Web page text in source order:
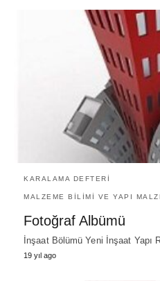
KARALAMA DEFTERİ
MALZEME BILIMI VE YAPI
Fotoğraf Albümü
İnşaat Bölümü Yeni İnşaat Yapı
19 yıl ago